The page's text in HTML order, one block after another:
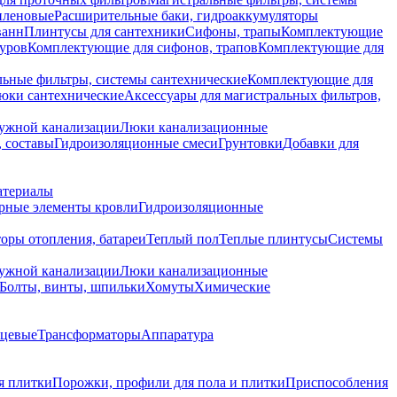
Расширительные баки, гидроаккумуляторы
Плинтусы для сантехникиСифоны, трапыКомплектующие
Комплектующие для сифонов, траповКомплектующие для
фильтры, системы сантехническиеКомплектующие для
сантехническиеАксессуары для магистральных фильтров,
канализацииЛюки канализационные
составыГидроизоляционные смесиГрунтовкиДобавки для
элементы кровлиГидроизоляционные
отопления, батареиТеплый полТеплые плинтусыСистемы
канализацииЛюки канализационные
Болты, винты, шпилькиХомутыХимические
ТрансформаторыАппаратура
плиткиПорожки, профили для пола и плиткиПриспособления